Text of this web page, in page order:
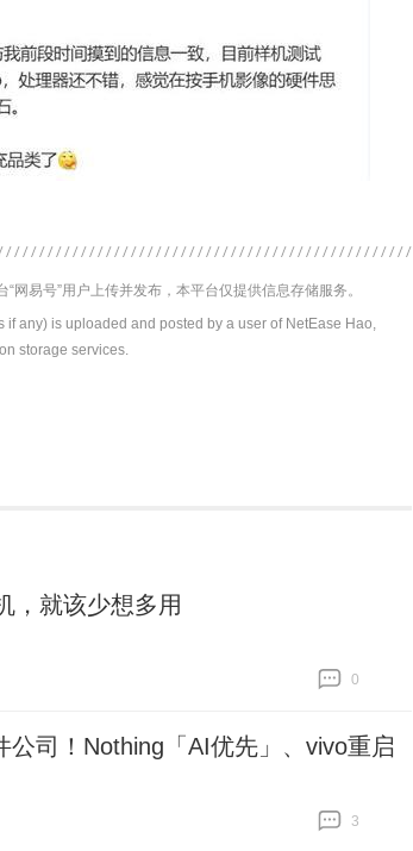
易号”用户上传并发布，本平台仅提供信息存储服务。
any) is uploaded and posted by a user of NetEase Hao,
storage services.
，就该少想多用
0
公司！Nothing「AI优先」、vivo重启
3